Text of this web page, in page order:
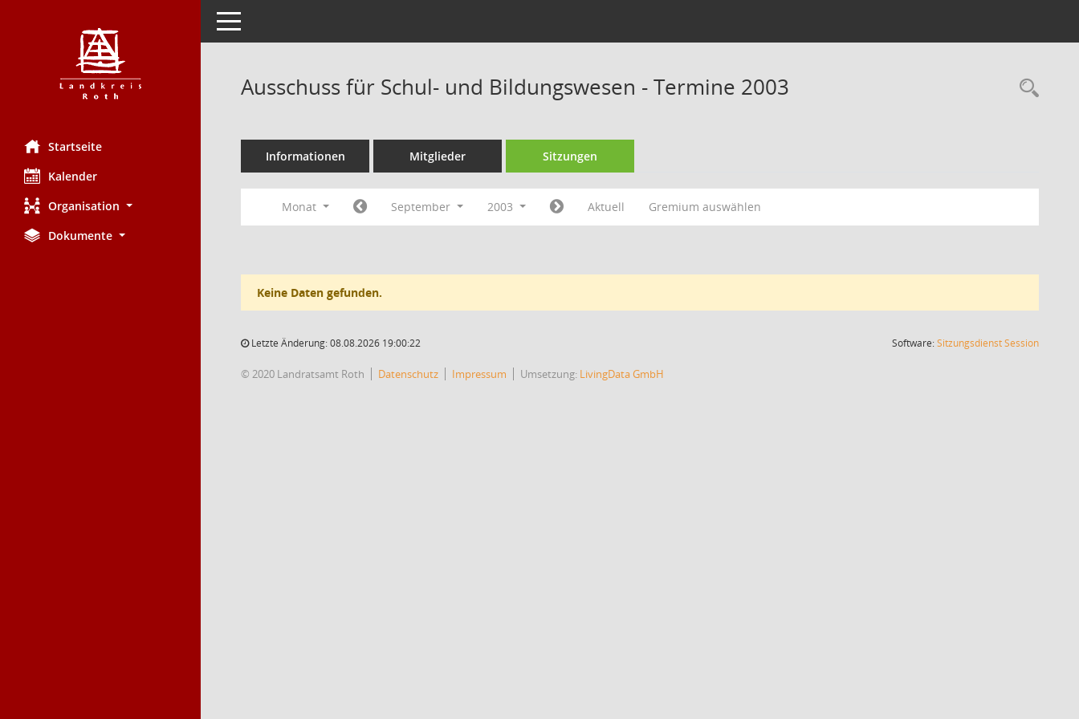
Startseite
Kalender
Organisation
Dokumente
Toggle navigation
Ausschuss für Schul- und Bildungswesen - Termine 2003
Informationen Mitglieder Sitzungen
Monat September 2003 Aktuell Gremium auswählen
Keine Daten gefunden.
Letzte Änderung: 08.08.2026 19:00:22 Software:SitzungsdienstSession(Wird in
© 2020 Landratsamt Roth Datenschutz Impressum Umsetzung: LivingData GmbH